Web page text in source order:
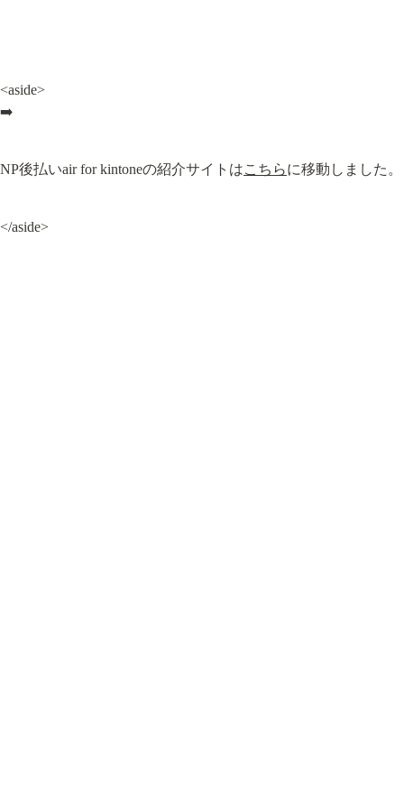
<aside>
➡️
NP後払いair for kintoneの紹介サイトはこちらに移動しました。
</aside>